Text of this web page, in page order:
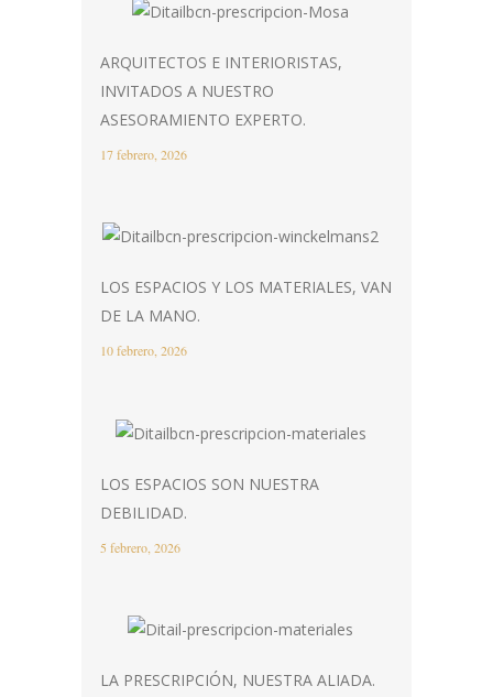
ARQUITECTOS E INTERIORISTAS,
INVITADOS A NUESTRO
ASESORAMIENTO EXPERTO.
17 febrero, 2026
LOS ESPACIOS Y LOS MATERIALES, VAN
DE LA MANO.
10 febrero, 2026
LOS ESPACIOS SON NUESTRA
DEBILIDAD.
5 febrero, 2026
LA PRESCRIPCIÓN, NUESTRA ALIADA.